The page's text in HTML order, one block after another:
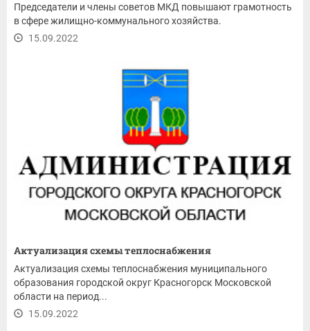
Председатели и члены советов МКД повышают грамотность
в сфере жилищно-коммунального хозяйства.
15.09.2022
Актуализация схемы теплоснабжения
Актуализация схемы теплоснабжения муниципального
образования городской округ Красногорск Московской
области на период...
15.09.2022